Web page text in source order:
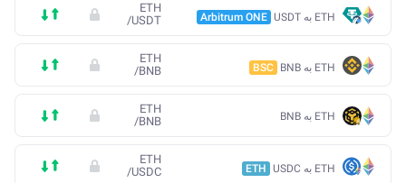
ETH به USDT Arbitrum ONE
ETH
/USDT
ETH به BNB BSC
ETH
/BNB
ETH به BNB
ETH
/BNB
ETH به USDC ETH
ETH
/USDC